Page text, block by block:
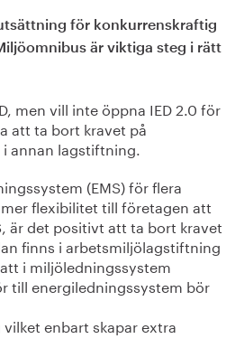
för konkurrenskraftig
är viktiga steg i rätt
men vill inte öppna IED 2.0 för
att ta bort kravet på
annan lagstiftning.
(EMS) för flera
flexibilitet till företagen att
är det positivt att ta bort kravet
finns i arbetsmiljölagstiftning
i miljöledningssystem
till energiledningssystem bör
enbart skapar extra